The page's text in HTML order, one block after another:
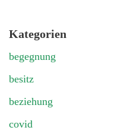
Kategorien
begegnung
besitz
beziehung
covid